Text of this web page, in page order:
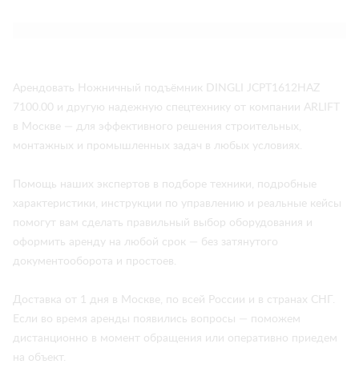
Арендовать Ножничный подъёмник DINGLI JCPT1612HAZ
7100.00 и другую надежную спецтехнику от компании ARLIFT
в Москве — для эффективного решения строительных,
монтажных и промышленных задач в любых условиях.
Помощь наших экспертов в подборе техники, подробные
характеристики, инструкции по управлению и реальные кейсы
помогут вам сделать правильный выбор оборудования и
оформить аренду на любой срок — без затянутого
документооборота и простоев.
Доставка от 1 дня в Москве, по всей России и в странах СНГ.
Если во время аренды появились вопросы — поможем
дистанционно в момент обращения или оперативно приедем
на объект.